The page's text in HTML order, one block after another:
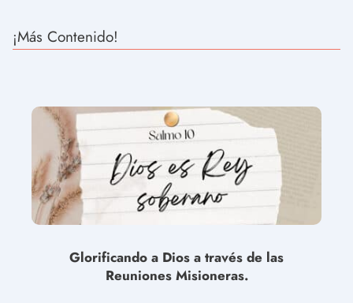
¡Más Contenido!
Glorificando a Dios a través de las
Reuniones Misioneras.